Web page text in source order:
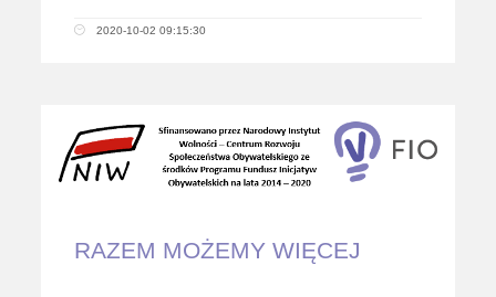
2020-10-02 09:15:30
RAZEM MOŻEMY WIĘCEJ